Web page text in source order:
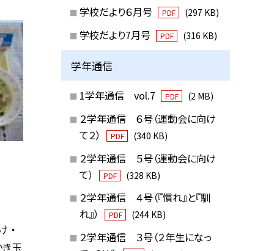
・
き玉
学校だより６月号 PDF (297 KB)
学校だより7月号 PDF (316 KB)
学年通信
1学年通信 vol.7 PDF (2 MB)
２学年通信 ６号（運動会に向け
て２）
PDF (340 KB)
２学年通信 ５号（運動会に向け
て）
PDF (328 KB)
２学年通信 ４号（『慣れ』と『馴
れ』）
PDF (244 KB)
２学年通信 ３号（２年生になっ